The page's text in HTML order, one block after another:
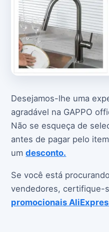
Desejamos-lhe uma
agradável na GAPPO
Não se esqueça de
antes de pagar pelo
umdesconto.
Se você está
vendedores, certifique-
promocionais